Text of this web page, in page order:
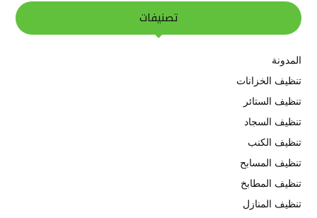
تصنيفات
المدونة
تنظيف الخزانات
تنظيف الستائر
تنظيف السجاد
تنظيف الكنب
تنظيف المسابح
تنظيف المطابخ
تنظيف المنازل